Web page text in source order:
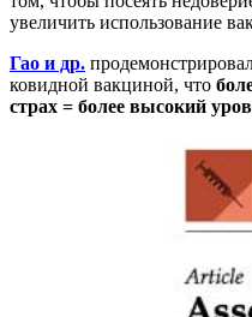
увеличить использование
Гао и др.
ковидной вакциной, что
страх = более высокий